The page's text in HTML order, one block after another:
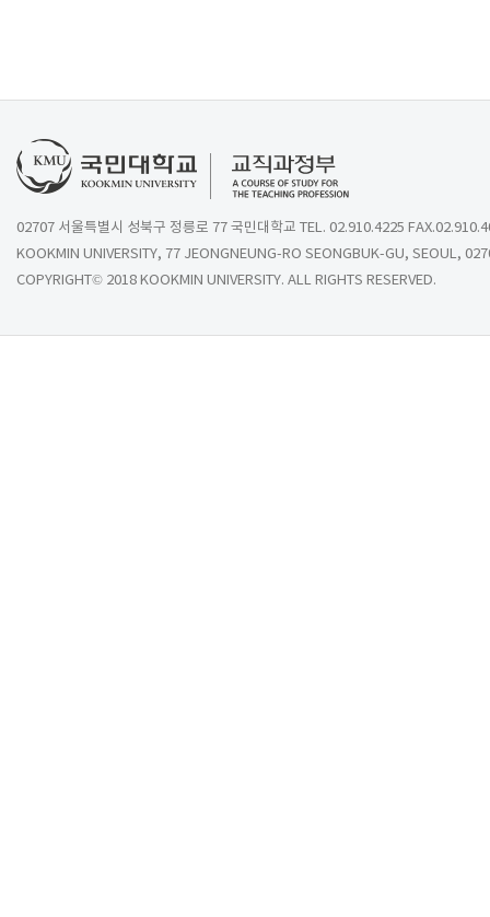
02707 서울특별시 성북구 정릉로 77 국민대학교 TEL. 02.910.4225
KOOKMIN UNIVERSITY, 77 JEONGNEUNG-RO SEONGBUK-GU, SEOUL,
COPYRIGHT© 2018 KOOKMIN UNIVERSITY. ALL RIGHTS RESERVED.